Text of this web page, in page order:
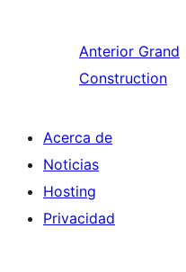
Anterior Grand
Construction
Acerca de
Noticias
Hosting
Privacidad